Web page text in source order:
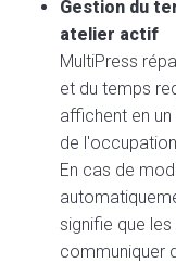
Gestion du
atelier actif
MultiPress
et du temps
affichent en
de
En cas de
signifie que
communiquer